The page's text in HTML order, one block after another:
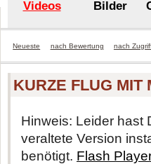
Videos Bilder
Neueste nach Bewertung nach
KURZE FLUG MIT
Hinweis: Leider hast
veraltete Version
benötigt. Flash